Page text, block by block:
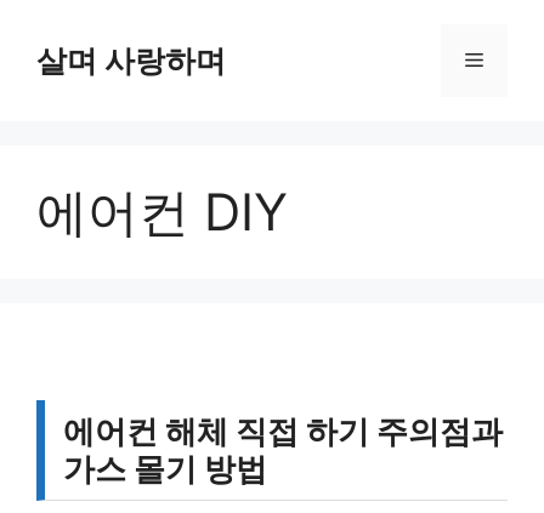
살며 사랑하며 메
에어컨 DIY
에어컨 해체 직접 하기 주의점과
가스 몰기 방법